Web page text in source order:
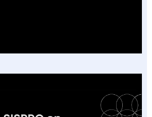
Beneficios SISPRO: Guía 2026